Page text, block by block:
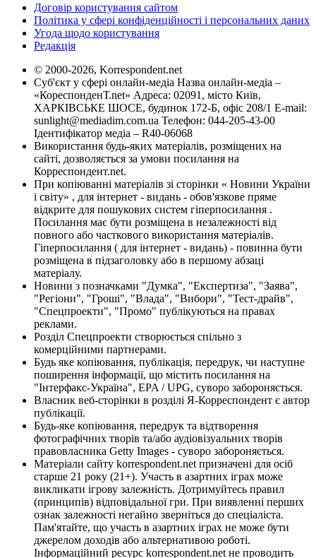
Договір користування сайтом
Політика у сфері конфіденційності і персональних даних
Угода щодо користування
Редакція
© 2000-2026, Korrespondent.net
Суб'єкт у сфері онлайн-медіа Назва онлайн-медіа –
«КореспонденТ.net» Адреса: 02091, місто Київ,
ХАРКІВСЬКЕ ШОСЕ, будинок 172-Б, офіс 208/1 E-mail:
sunlight@mediadim.com.ua Телефон: 044-205-43-00
Ідентифікатор медіа – R40-06068
Використання будь-яких матеріалів, розміщених на
сайті, дозволяється за умови посилання на
Корреспондент.net.
При копіюванні матеріалів зі сторінки « Новини України
і світу» , для інтернет - видань - обов'язкове пряме
відкрите для пошукових систем гіперпосилання .
Посилання має бути розміщена в незалежності від
повного або часткового використання матеріалів.
Гіперпосилання ( для інтернет - видань) - повинна бути
розміщена в підзаголовку або в першому абзаці
матеріалу.
Новини з позначками "Думка", "Експертиза", "Заява",
"Регіони", "Гроші", "Влада", "Вибори", "Тест-драйв",
"Спецпроекти", "Промо" публікуються на правах
реклами.
Розділ Спецпроекти створюється спільно з
комерційними партнерами.
Будь яке копіювання, публікація, передрук, чи наступне
поширення інформації, що містить посилання на
"Інтерфакс-Україна", EPA / UPG, суворо забороняється.
Власник веб-сторінки в розділі Я-Корреспондент є автор
публікації.
Будь-яке копіювання, передрук та відтворення
фотографічних творів та/або аудіовізуальних творів
правовласника Getty Images - суворо забороняється.
Матеріали сайту korrespondent.net призначені для осіб
старше 21 року (21+). Участь в азартних іграх може
викликати ігрову залежність. Дотримуйтесь правил
(принципів) відповідальної гри. При виявленні перших
ознак залежності негайно зверніться до спеціаліста.
Пам'ятайте, що участь в азартних іграх не може бути
джерелом доходів або альтернативою роботі.
Інформаційний ресурс korrespondent.net не проводить